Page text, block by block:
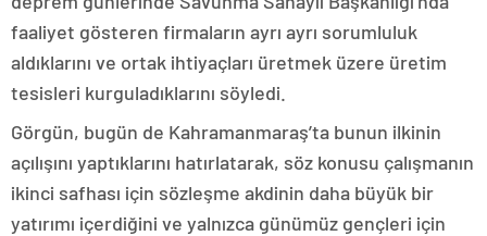
faaliyet gösteren firmaların ayrı ayrı sorumluluk
aldıklarını ve ortak ihtiyaçları üretmek üzere üretim
tesisleri kurguladıklarını söyledi.
Görgün, bugün de Kahramanmaraş’ta bunun ilkinin
açılışını yaptıklarını hatırlatarak, söz konusu çalışmanın
ikinci safhası için sözleşme akdinin daha büyük bir
yatırımı içerdiğini ve yalnızca günümüz gençleri için